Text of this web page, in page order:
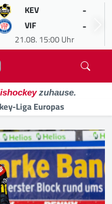
KEV -
VIF -
21.08. 15:00 Uhr
zuhause.
Liga Europas